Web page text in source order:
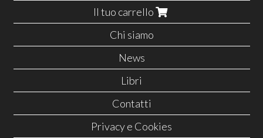
Il tuo carrello
Chi siamo
News
Libri
Contatti
Privacy e Cookies